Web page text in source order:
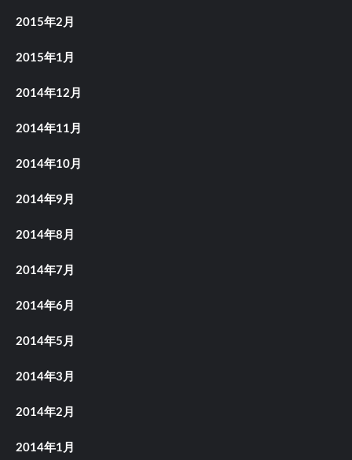
2015年2月
2015年1月
2014年12月
2014年11月
2014年10月
2014年9月
2014年8月
2014年7月
2014年6月
2014年5月
2014年3月
2014年2月
2014年1月